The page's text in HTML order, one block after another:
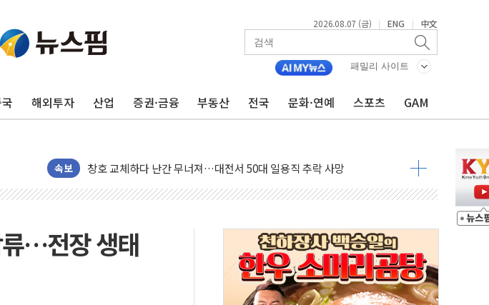
2026.08.07 (금) | ENG | 中文
패밀리 사이트
해외투자 산업 증권·금융 부동산 전국 문화·연예 스포츠 GAM
속보
"최대 2시간 앞서 침수 예측"…건설연, AI 위험기상 기술 개발
창호 교체하다 난간 무너져…대전서 50대 일용직 추락 사망
장동혁 "규제와 대출 풀고 재개발·재건축 촉진하는 것이 부동산 정상화"
AI에 승부 건 네이버…내년 AI 팩토리 매출 본격화
日, 4~6월 105조원 환시 개입...4월 말 '56조원' 사상 최대
오렌지플래닛 창업재단, 스타트업 지원 프로그램 성료
경찰, '300억대 사기 혐의' 차가원 대표 구속 송치
류…전장 생태